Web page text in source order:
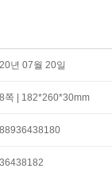
년 07월 20일
쪽 | 182*260*30mm